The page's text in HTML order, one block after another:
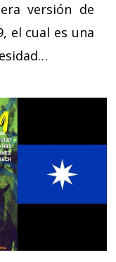
versión de
el cual es una